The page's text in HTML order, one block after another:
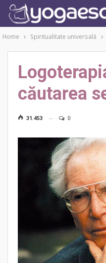
Home Spiritualitate universală
căutarea
31.453 0